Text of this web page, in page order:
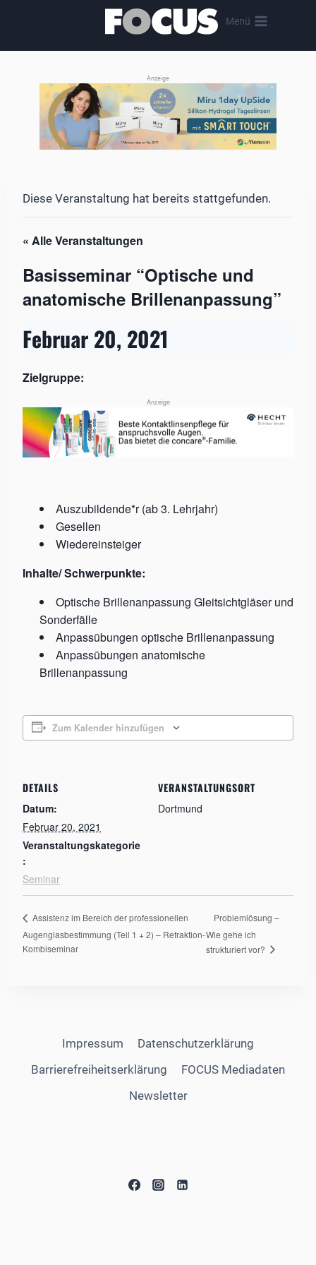
Menü
Anzeige
Diese Veranstaltung hat bereits stattgefunden.
« Alle Veranstaltungen
Basisseminar “Optische und
anatomische Brillenanpassung”
Februar 20, 2021
Zielgruppe:
Anzeige
Auszubildende*r (ab 3. Lehrjahr)
Gesellen
Wiedereinsteiger
Inhalte/ Schwerpunkte:
Optische Brillenanpassung Gleitsichtgläser und
Sonderfälle
Anpassübungen optische Brillenanpassung
Anpassübungen anatomische
Brillenanpassung
Zum Kalender hinzufügen
DETAILS
Datum:
Februar 20, 2021
Veranstaltungskategorie
:
Seminar
VERANSTALTUNGSORT
Dortmund
Assistenz im Bereich der professionellen
Augenglasbestimmung (Teil 1 + 2) – Refraktion-
Kombiseminar
Problemlösung –
Wie gehe ich
strukturiert vor?
Impressum
Datenschutzerklärung
Barrierefreiheitserklärung
FOCUS Mediadaten
Newsletter